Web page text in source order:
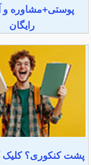
پوستی+مشاوره
رایگان
پشت کنکوری؟